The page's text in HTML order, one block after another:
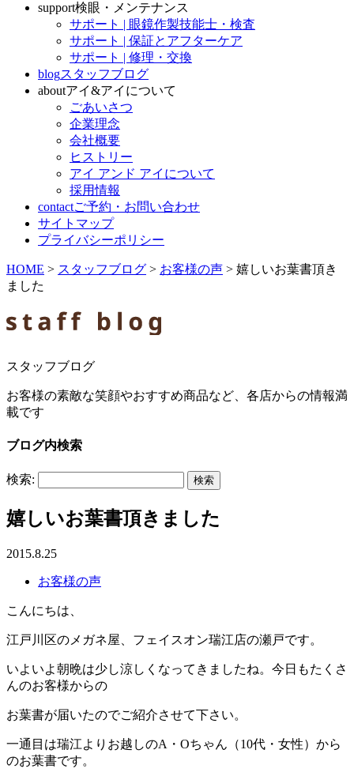
support検眼・メンテナンス
サポート | 眼鏡作製技能士・検査
サポート | 保証とアフターケア
サポート | 修理・交換
blogスタッフブログ
aboutアイ&アイについて
ごあいさつ
企業理念
会社概要
ヒストリー
アイ アンド アイについて
採用情報
contactご予約・お問い合わせ
サイトマップ
プライバシーポリシー
HOME > スタッフブログ > お客様の声 > 嬉しいお葉書頂き
ました
スタッフブログ
お客様の素敵な笑顔やおすすめ商品など、各店からの情報満
載です
ブログ内検索
検索:
嬉しいお葉書頂きました
2015.8.25
お客様の声
こんにちは、
江戸川区のメガネ屋、フェイスオン瑞江店の瀬戸です。
いよいよ朝晩は少し涼しくなってきましたね。今日もたくさ
んのお客様からの
お葉書が届いたのでご紹介させて下さい。
一通目は瑞江よりお越しのA・Oちゃん（10代・女性）から
のお葉書です。